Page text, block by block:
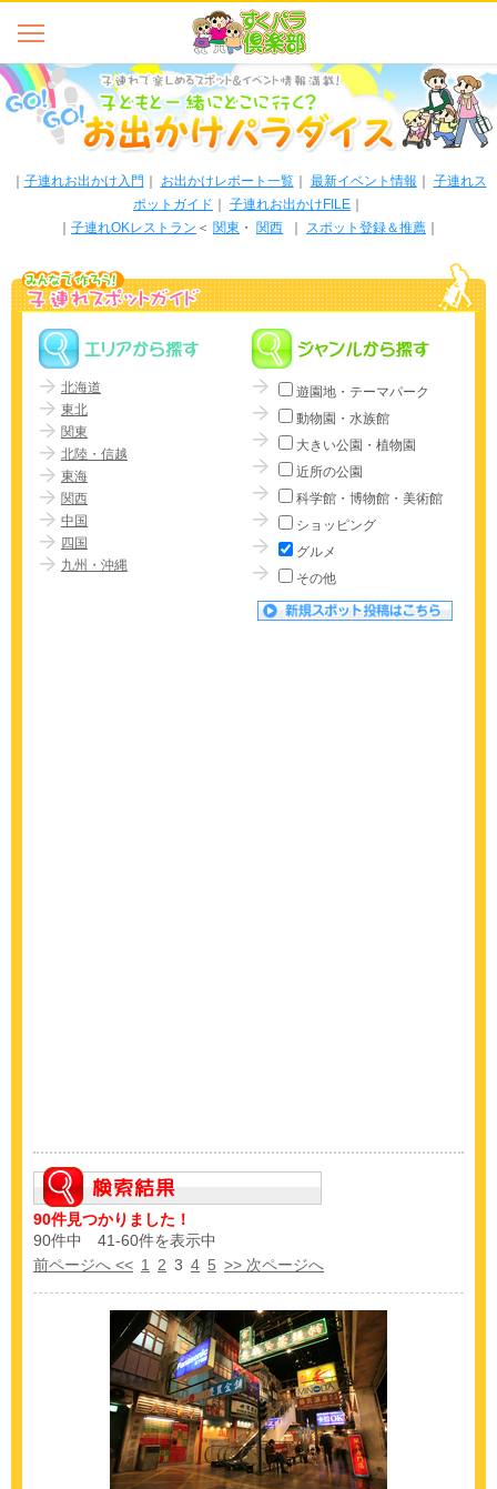
子連れお出かけ入門 お出かけレポート一覧｜ 最新イベント情報
子連れス
ポットガイド
子連れお出かけFILE
子連れOKレストラン ＜ 関東 ・ 関西 スポット登録＆推薦
北海道
東北
関東
北陸・信越
東海
関西
中国
四国
九州・沖縄
遊園地・テーマパーク
動物園・水族館
大きい公園・植物園
近所の公園
科学館・博物館・美術館
ショッピング
グルメ
その他
90件見つかりました！
90件中 41-60件を表示中
前ページへ << 1 2 3 4 5 >> 次ページへ